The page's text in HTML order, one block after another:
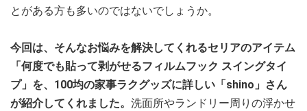
とがある方も多いのではないでしょうか。
今回は、そんなお悩みを解決してくれるセリアのアイテム
「何度でも貼って剥がせるフィルムフック スイングタイ
プ」を、100均の家事ラクグッズに詳しい「shino」さん
が紹介してくれました。 洗面所やランドリー周りの浮かせ